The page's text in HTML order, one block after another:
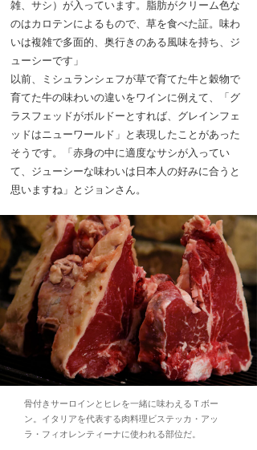
雑、サシ）が入っています。脂肪がクリーム色な
のはカロテンによるもので、草を食べた証。味わ
いは複雑で多面的、奥行きのある風味を持ち、ジ
ューシーです」
以前、ミシュランシェフが草で育てた牛と穀物で
育てた牛の味わいの違いをワインに例えて、「グ
ラスフェッドがボルドーとすれば、グレインフェ
ッドはニューワールド」と表現したことがあった
そうです。「赤身の中に適度なサシが入ってい
て、ジューシーな味わいは日本人の好みに合うと
思いますね」とジョンさん。
骨付きサーロインとヒレを一緒に味わえるＴボー
ン。イタリアを代表する肉料理ビステッカ・アッ
ラ・フィオレンティーナに使われる部位だ。